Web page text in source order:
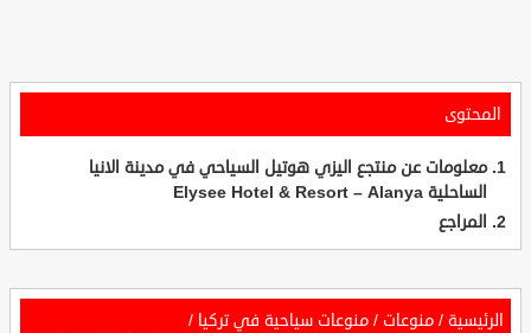
المحتوى
معلومات عن منتجع اليزي هوتيل السياحي في مدينة الانيا
الساحلية Elysee Hotel & Resort – Alanya
المراجع
الرئيسية / منوعات / منوعات سياحية في تركيا /